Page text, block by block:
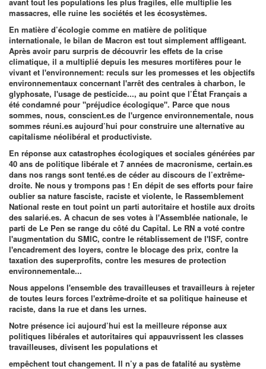
massacres, elle ruine les sociétés et les écosystèmes.
En matière d’écologie comme en matière de politique
internationale, le bilan de Macron est tout simplement affligeant.
Après avoir paru surpris de découvrir les effets de la crise
climatique, il a multiplié depuis les mesures mortifères pour le
vivant et l'environnement: reculs sur les promesses et les objectifs
environnementaux concernant l'arrêt des centrales à charbon, le
glyphosate, l'usage de pesticide..., au point que l’État Français a
été condamné pour "préjudice écologique". Parce que nous
sommes, nous, conscient.es de l'urgence environnementale, nous
sommes réuni.es aujourd’hui pour construire une alternative au
capitalisme néolibéral et productiviste.
En réponse aux catastrophes écologiques et sociales générées par
40 ans de politique libérale et 7 années de macronisme, certain.es
dans nos rangs sont tenté.es de céder au discours de l’extrême-
droite. Ne nous y trompons pas ! En dépit de ses efforts pour faire
oublier sa nature fasciste, raciste et violente, le Rassemblement
National reste en tout point un parti autoritaire et hostile aux droits
des salarié.es. A chacun de ses votes à l'Assemblée nationale, le
parti de Le Pen se range du côté du Capital. Le RN a voté contre
l'augmentation du SMIC, contre le rétablissement de l'ISF, contre
l'encadrement des loyers, contre le blocage des prix, contre la
taxation des superprofits, contre les mesures de protection
environnementale...
Nous appelons l'ensemble des travailleuses et travailleurs à rejeter
de toutes leurs forces l'extrême-droite et sa politique haineuse et
raciste, dans la rue et dans les urnes.
Notre présence ici aujourd’hui est la meilleure réponse aux
politiques libérales et autoritaires qui appauvrissent les classes
travailleuses, divisent les populations et
empêchent tout changement. Il n’y a pas de fatalité au système